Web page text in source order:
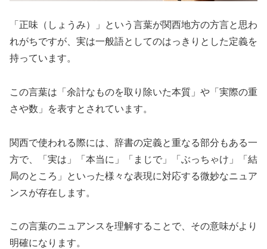
「正味（しょうみ）」という言葉が関西地方の方言と思わ
れがちですが、実は一般語としてのはっきりとした定義を
持っています。
この言葉は「余計なものを取り除いた本質」や「実際の重
さや数」を表すとされています。
関西で使われる際には、辞書の定義と重なる部分もある一
方で、「実は」「本当に」「まじで」「ぶっちゃけ」「結
局のところ」といった様々な表現に対応する微妙なニュア
ンスが存在します。
この言葉のニュアンスを理解することで、その意味がより
明確になります。